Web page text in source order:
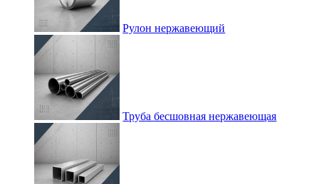
Рулон нержавеющий
Труба бесшовная нержавеющая